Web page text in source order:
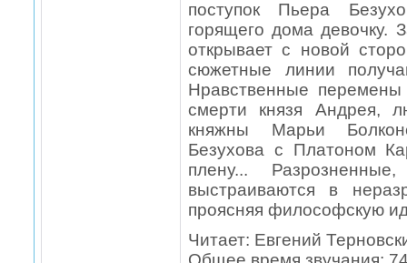
поступок Пьера
горящего дома девочку.
открывает с новой
сюжетные линии
Нравственные
смерти князя Андрея,
княжны Марьи
Безухова с Платоном
плену...
выстраиваются в
проясняя философскую
Читает: Евгений